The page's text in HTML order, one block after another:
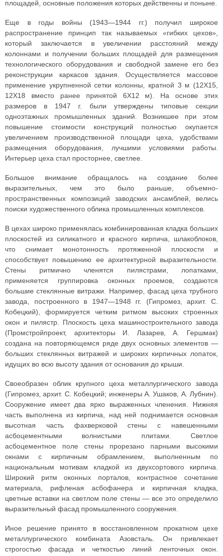
площадей, основные положения которых действенны и поныне.
Еще в годы войны (1943—1944 гг.) получил широкое
распространение принцип так называемых «гибких цехов»,
который заключается в увеличении расстояний между
колоннами и получении больших площадей для размещения
технологического оборудования и свободной замене его без
реконструкции каркасов здания. Осуществляется массовое
применение укрупненной сетки колонны, кратной 3 м (12X15,
12X18 вместо ранее принятой 6X12 м). На основе этих
размеров в 1947 г. были утверждены типовые секции
одноэтажных промышленных зданий. Возникшее при этом
повышение стоимости конструкций полностью окупается
увеличением производственной площади цеха, удобствами
размещения оборудования, лучшими условиями работы.
Интерьер цеха стал просторнее, светлее.
Большое внимание обращалось на создание более
выразительных, чем это было раньше, объемно-
пространственных композиций заводских ансамблей, велись
поиски художественного облика промышленных комплексов.
В цехах широко применялась комбинированная кладка больших
плоскостей из силикатного и красного кирпича, шлакоблоков,
что снимает монотонность протяженной плоскости и
способствует повышению ее архитектурной выразительности.
Стены ритмично членятся пилястрами, лопатками,
применяется группировка оконных проемов, создаются
большие стеклянные витражи. Например, фасад цеха трубного
завода, построенного в 1947—1948 гг. (Гипромез, архит. С.
Кобецкий), формируется четким ритмом высоких строенных
окон и пилястр. Плоскость цеха машиностроительного завода
(Промстройпроект, архитекторы И. Лазарев, А. Гершмак)
создана на повторяющемся ряде двух основных элементов —
больших стеклянных витражей и широких кирпичных лопаток,
идущих во всю высоту здания от основания до крыши.
Своеобразен облик крупного цеха металлургического завода
(Гипромез, архит. С. Кобецкий; инженеры А. Ушаков, А. Лубнин).
Сооружение имеет два ярко выраженных членения. Нижняя
часть выполнена из кирпича, над ней поднимается основная
высотная часть фахверковой стены с навешенными
асбоцементными волнистыми плитами. Светлое
асбоцементное поле стены прорезано парными высокими
окнами с кирпичным обрамлением, выполненным по
национальным мотивам кладкой из двухсортового кирпича.
Широкий ритм оконных порталов, контрастное сочетание
материала, рифленая асбофанера и кирпичная кладка,
цветные вставки на светлом поле стены — все это определило
выразительный фасад промышленного сооружения.
Иное решение принято в восстановленном прокатном цехе
металлургического комбината Азовсталь. Он привлекает
строгостью фасада и четкостью линий ленточных окон.